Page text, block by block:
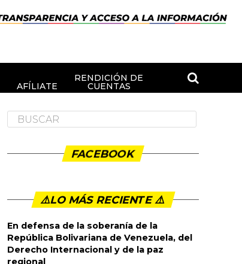
AFÍLIATE
RENDICIÓN DE
CUENTAS
FACEBOOK
⚠️LO MÁS RECIENTE ⚠️️
En defensa de la soberanía de la
República Bolivariana de Venezuela, del
Derecho Internacional y de la paz
regional